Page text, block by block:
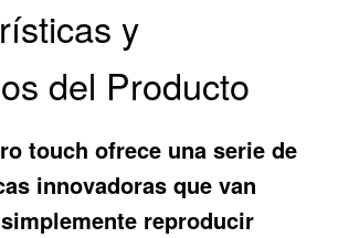
y
del Producto
touch ofrece una serie de
innovadoras que van
reproducir